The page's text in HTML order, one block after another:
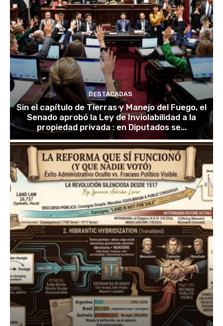
DESTACADAS
Sin el capítulo de Tierras y Manejo del Fuego, el
Senado aprobó la Ley de Inviolabilidad a la
propiedad privada : en Diputados se...